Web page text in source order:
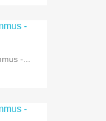
-...